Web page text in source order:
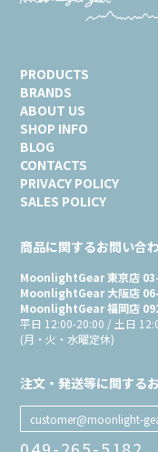
PRODUCTS
BRANDS
ABOUT US
SHOP INFO
BLOG
CONTACTS
PRIVACY POLICY
SALES POLICY
商品に関するお問い合
MoonlightGear 東京店
MoonlightGear 大阪店
MoonlightGear 福岡店
平日 12:00-20:00 / 土日
(月・火・水曜定休)
注文・発送等に関する
customer@moonlight-